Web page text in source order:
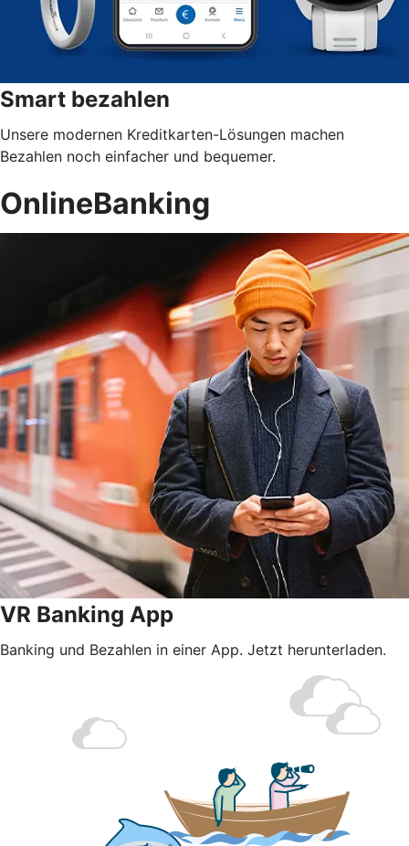
Smart bezahlen
Unsere modernen Kreditkarten-Lösungen machen
Bezahlen noch einfacher und bequemer.
OnlineBanking
VR Banking App
Banking und Bezahlen in einer App. Jetzt herunterladen.